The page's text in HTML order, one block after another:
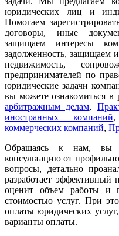
юридических лиц и
Помогаем
договоры, иные
защищаем интересы
задолженность, защищаем
недвижимость,
предпринимателей по
юридические задачи
вы можете ознакомиться
арбитражным делам,
иностранных компаний
коммерческих компаний,
Обращаясь к нам, вы
консультацию от
вопросы, детально
разработает эффективный
оценит объем работы и
стоимостью услуг. При
оплаты юридических
варианты оплаты.